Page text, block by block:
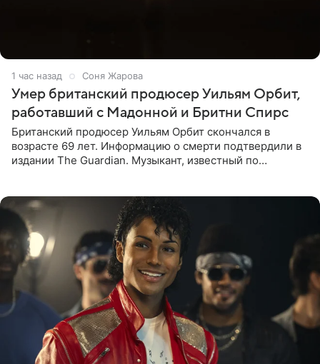
1 час назад Соня Жарова
Умер британский продюсер Уильям Орбит,
работавший с Мадонной и Бритни Спирс
Британский продюсер Уильям Орбит скончался в
возрасте 69 лет. Информацию о смерти подтвердили в
издании The Guardian. Музыкант, известный по